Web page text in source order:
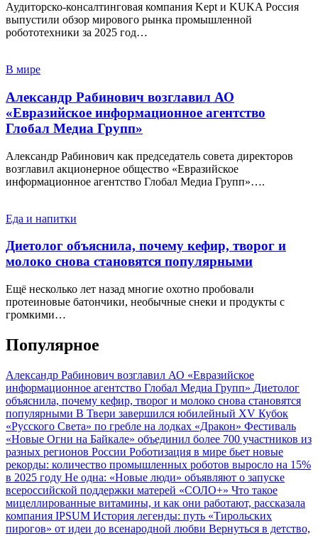
Аудиторско-консалтинговая компания Kept и KUKA Россия
выпустили обзор мирового рынка промышленной
робототехники за 2025 год…
В мире
Александр Рабинович возглавил АО
«Евразийское информационное агентство
Глобал Медиа Групп»
Александр Рабинович как председатель совета директоров
возглавил акционерное общество «Евразийское
информационное агентство Глобал Медиа Групп»….
Еда и напитки
Диетолог объяснила, почему кефир, творог и
молоко снова становятся популярными
Ещё несколько лет назад многие охотно пробовали
протеиновые батончики, необычные снеки и продукты с
громкими…
Популярное
Александр Рабинович возглавил АО «Евразийское
информационное агентство Глобал Медиа Групп» Диетолог
объяснила, почему кефир, творог и молоко снова становятся
популярными В Твери завершился юбилейный XV Кубок
«Русского Света» по гребле на лодках «Дракон» Фестиваль
«Новые Огни на Байкале» объединил более 700 участников из
разных регионов России Роботизация в мире бьет новые
рекорды: количество промышленных роботов выросло на 15%
в 2025 году Не одна: «Новые люди» объявляют о запуске
всероссийской поддержки матерей «СОЛО+» Что такое
мицеллированные витамины, и как они работают, рассказала
компания IPSUM История легенды: путь «Тирольских
пирогов» от идеи до всенародной любви Вернуться в детство,